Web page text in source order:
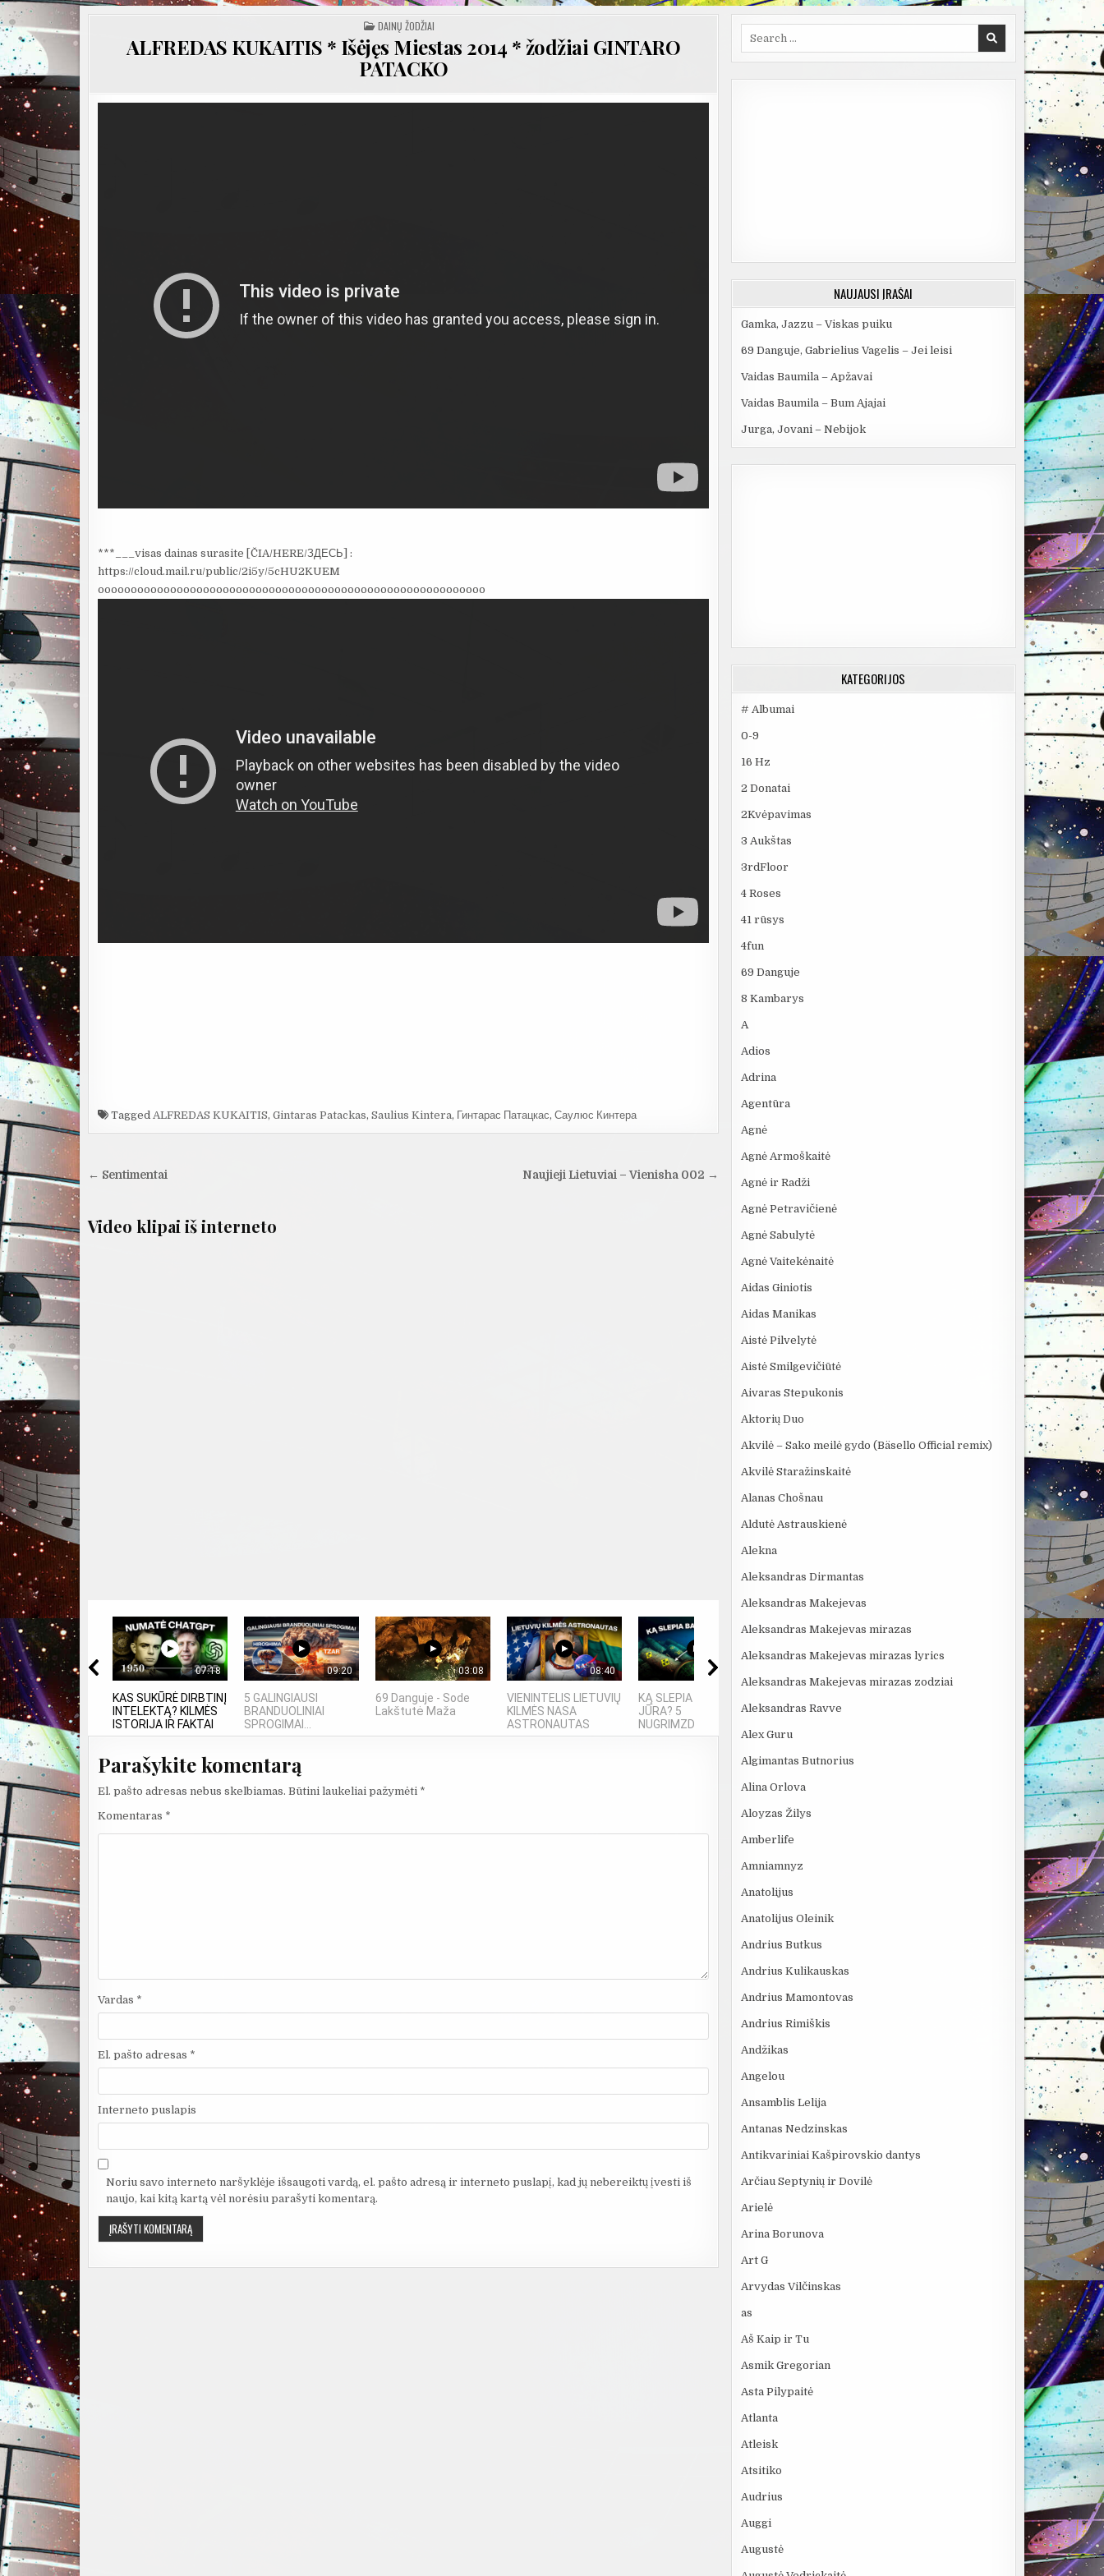
POSTED
IN
DAINŲ ŽODŽIAI
ALFREDAS KUKAITIS * Išėjęs Miestas 2014 * žodžiai GINTARO
PATACKO
***___visas dainas surasite [ČIA/HERE/ЗДЕСЬ] :
https://cloud.mail.ru/public/2i5y/5cHU2KUEM
ooooooooooooooooooooooooooooooooooooooooooooooooooooooooooo
Tagged ALFREDAS KUKAITIS, Gintaras Patackas, Saulius Kintera, Гинтарас Патацкас, Саулюс Кинтера
Navigacija
įrašų
Naujieji Lietuviai – Vienisha 002 →
← Sentimentai
Video klipai iš interneto
07:18
KAS SUKŪRĖ DIRBTINĮ
INTELEKTĄ? KILMĖS
ISTORIJA IR FAKTAI
09:20
5 GALINGIAUSI
BRANDUOLINIAI
SPROGIMAI...
03:08
69 Danguje - Sode
Lakštutė Maža
08:40
VIENINTELIS LIETUVIŲ
KILMĖS NASA
ASTRONAUTAS
KĄ SLEPIA BALTIJOS
JŪRA? 5
NUGRIMZDUSIOS...
Naktyje
RYT IŠ
Parašykite komentarą
El. pašto adresas nebus skelbiamas. Būtini laukeliai pažymėti *
Komentaras *
Vardas *
El. pašto adresas *
Interneto puslapis
Noriu savo interneto naršyklėje išsaugoti vardą, el. pašto adresą ir interneto puslapį, kad jų nebereiktų įvesti iš
naujo, kai kitą kartą vėl norėsiu parašyti komentarą.
NAUJAUSI ĮRAŠAI
Gamka, Jazzu – Viskas puiku
69 Danguje, Gabrielius Vagelis – Jei leisi
Vaidas Baumila – Apžavai
Vaidas Baumila – Bum Ajajai
Jurga, Jovani – Nebijok
KATEGORIJOS
# Albumai
0-9
16 Hz
2 Donatai
2Kvėpavimas
3 Aukštas
3rdFloor
4 Roses
41 rūsys
4fun
69 Danguje
8 Kambarys
A
Adios
Adrina
Agentūra
Agnė
Agnė Armoškaitė
Agnė ir Radži
Agnė Petravičienė
Agnė Sabulytė
Agnė Vaitekėnaitė
Aidas Giniotis
Aidas Manikas
Aistė Pilvelytė
Aistė Smilgevičiūtė
Aivaras Stepukonis
Aktorių Duo
Akvilė – Sako meilė gydo (Bäsello Official remix)
Akvilė Staražinskaitė
Alanas Chošnau
Aldutė Astrauskienė
Alekna
Aleksandras Dirmantas
Aleksandras Makejevas
Aleksandras Makejevas mirazas
Aleksandras Makejevas mirazas lyrics
Aleksandras Makejevas mirazas zodziai
Aleksandras Ravve
Alex Guru
Algimantas Butnorius
Alina Orlova
Aloyzas Žilys
Amberlife
Amniamnyz
Anatolijus
Anatolijus Oleinik
Andrius Butkus
Andrius Kulikauskas
Andrius Mamontovas
Andrius Rimiškis
Andžikas
Angelou
Ansamblis Lelija
Antanas Nedzinskas
Antikvariniai Kašpirovskio dantys
Arčiau Septynių ir Dovilė
Arielė
Arina Borunova
Art G
Arvydas Vilčinskas
as
Aš Kaip ir Tu
Asmik Gregorian
Asta Pilypaitė
Atlanta
Atleisk
Atsitiko
Audrius
Auggi
Augustė